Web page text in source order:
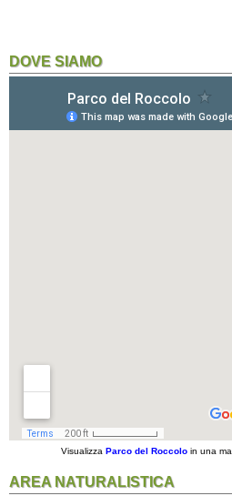
DOVE SIAMO
Visualizza Parco del Roccoloin una
AREA NATURALISTICA